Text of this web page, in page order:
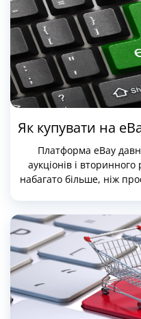
переплатити
Як купувати на
Платформа eBay
аукціонів і
набагато більше, ніж
багато іншого.
пропозиції від
платформи та